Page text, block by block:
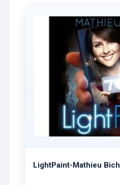
LightPaint-Mathieu Bich